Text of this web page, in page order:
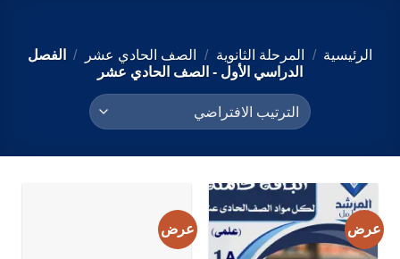
الرئيسية / المرحلة الثانوية / الصف الحادي عشر /
الفصل
الدراسي الأول - الصف الحادي عشر
عرض عرض